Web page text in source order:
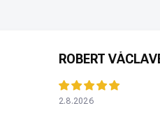
ROBERT
2.8.2026